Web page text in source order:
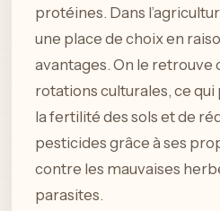
protéines. Dans
une place de choix en
avantages. On le retrouve
rotations culturales, ce
la fertilité des sols et de
pesticides grâce à ses
contre les mauvaises
parasites.